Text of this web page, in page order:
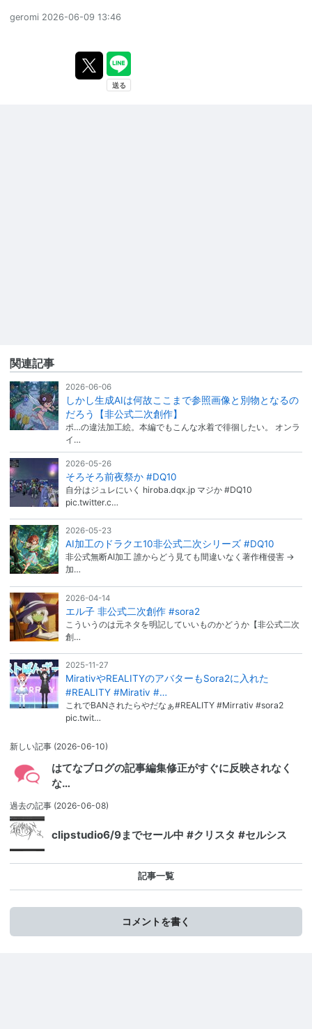
geromi 2026-06-09 13:46
関連記事
2026-06-06
しかし生成AIは何故ここまで参照画像と別物となるの
だろう【非公式二次創作】
ポ…の違法加工絵。本編でもこんな水着で徘徊したい。 オンラ
イ…
2026-05-26
そろそろ前夜祭か #DQ10
自分はジュレにいく hiroba.dqx.jp マジか #DQ10
pic.twitter.c…
2026-05-23
AI加工のドラクエ10非公式二次シリーズ #DQ10
非公式無断AI加工 誰からどう見ても間違いなく著作権侵害 →
加…
2026-04-14
エル子 非公式二次創作 #sora2
こういうのは元ネタを明記していいものかどうか【非公式二次
創…
2025-11-27
MirativやREALITYのアバターもSora2に入れた
#REALITY #Mirativ #…
これでBANされたらやだなぁ#REALITY #Mirrativ #sora2
pic.twit…
新しい記事 (2026-06-10)
はてなブログの記事編集修正がすぐに反映されなく
な…
過去の記事 (2026-06-08)
clipstudio6/9までセール中 #クリスタ #セルシス
記事一覧
コメントを書く